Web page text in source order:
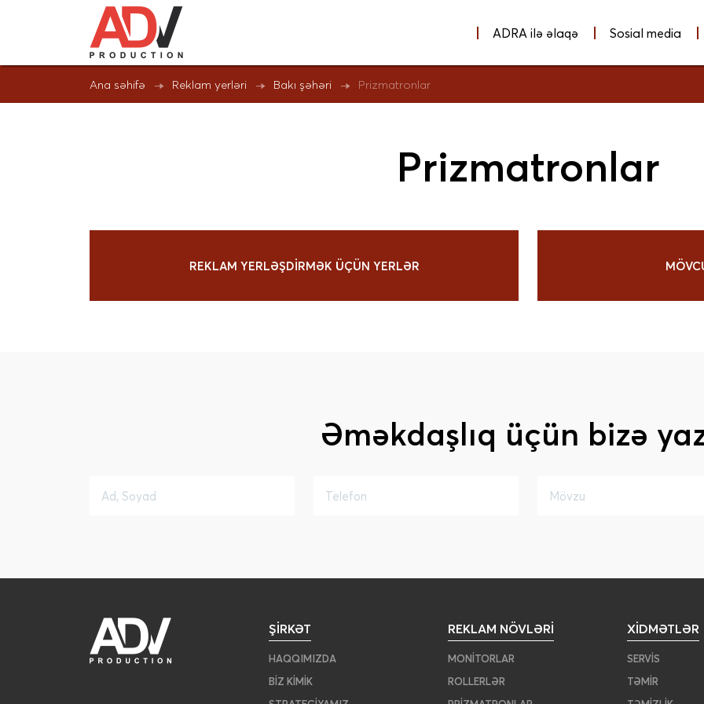
ADRA ilə əlaqə Sosial media
Ana səhifə Reklam yerləri Bakı şəhəri Prizmatronlar
Prizmatronlar
REKLAM YERLƏŞDIRMƏK ÜÇÜN YERLƏR
Əməkdaşlıq üçün bizə
ŞIRKƏT
HAQQIMIZDA
BIZ KIMIK
REKLAM NÖVLƏRI
MONITORLAR
ROLLERLƏR
XIDMƏTLƏR
SERVIS
TƏMIR